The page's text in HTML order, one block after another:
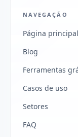
NAVEGAÇÃO
Página principal
Blog
Ferramentas
Casos de uso
Setores
FAQ